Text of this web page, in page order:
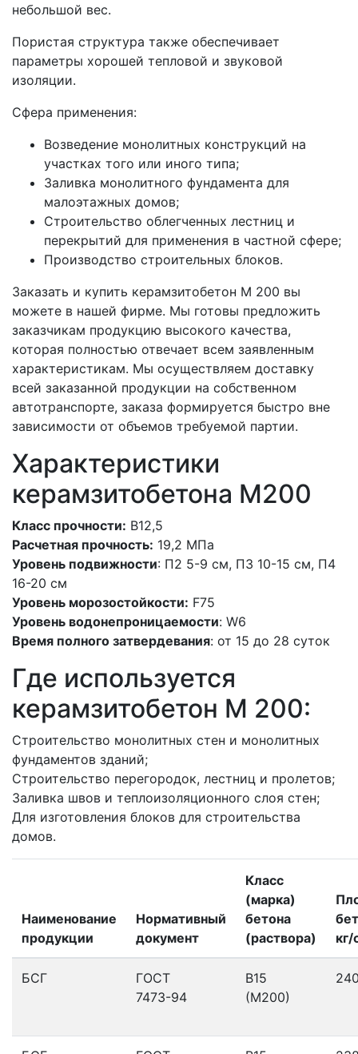
небольшой вес.
Пористая структура также обеспечивает
параметры хорошей тепловой и звуковой
изоляции.
Сфера применения:
Возведение монолитных конструкций на
участках того или иного типа;
Заливка монолитного фундамента для
малоэтажных домов;
Строительство облегченных лестниц и
перекрытий для применения в частной сфере;
Производство строительных блоков.
Заказать и купить керамзитобетон М 200 вы
можете в нашей фирме. Мы готовы предложить
заказчикам продукцию высокого качества,
которая полностью отвечает всем заявленным
характеристикам. Мы осуществляем доставку
всей заказанной продукции на собственном
автотранспорте, заказа формируется быстро вне
зависимости от объемов требуемой партии.
Характеристики
керамзитобетона M200
Класс прочности: В12,5
Расчетная прочность: 19,2 МПа
Уровень подвижности: П2 5-9 см, П3 10-15 см, П4
16-20 см
Уровень морозостойкости: F75
Уровень водонепроницаемости: W6
Время полного затвердевания: от 15 до 28 суток
Где используется
керамзитобетон M 200:
Строительство монолитных стен и монолитных
фундаментов зданий;
Строительство перегородок, лестниц и пролетов;
Заливка швов и теплоизоляционного слоя стен;
Для изготовления блоков для строительства
домов.
Наименование
продукции
Нормативный
документ
Класс
(марка)
бетона
(раствора)
кг/
БСГ
ГОСТ
7473-94
В15
(М200)